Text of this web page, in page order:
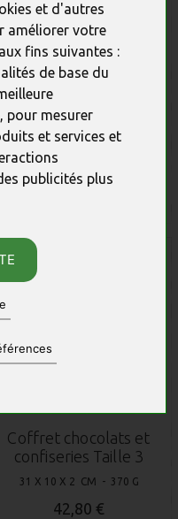
et d'autres
améliorer votre
fins suivantes :
de base du
, pour mesurer
et services et
publicités plus
Une fleur pour la fête des
mères
Etui 4 fleurs, Fête des
7 X 7 CM - 40 G
Coffret chocolats et
confiseries Taille 3
31 X 10 X 2 CM - 370 G
42,80 €